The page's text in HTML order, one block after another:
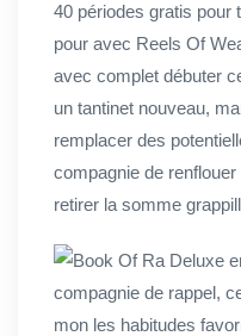
40 périodes gratis pour
pour avec Reels Of
avec complet débuter
un tantinet nouveau,
remplacer des
compagnie de
retirer la somme
compagnie de rappel,
mon les habitudes